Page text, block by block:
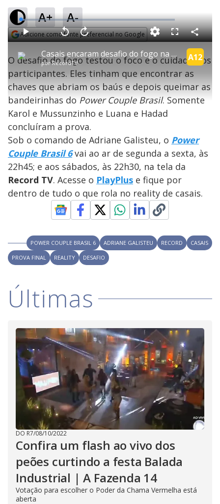
A+ A-
Adicione como fonte preferencial no Google
P
l
a
y
V
i
d
e
o
Casais encaram desafio do fogo na Prova Final do reality | Power Couple Brasil 6
porRecordTV
A12
P V
a
r
0
e
g
n
d
s
A
n
a
1
s
e
u
n
o
s
M
u
d
o
L
o
a
d
e
:
2
.
6
0
%
F
l
s
c
e
n
C
o
m
p
a
a
O desafio do fogo testou o foco e o cuidado dos
participantes. Eles tinham que encontrar as
chaves que abriam os baús e depois queimar as
bandeirinhas do Power Couple Brasil. Somente
Karol e Mussunzinho e Luana e Hadad
concluíram a prova.
Sob o comando de Adriane Galisteu, o Power
Couple Brasil 6vai ao ar de segunda a sexta, às
22h45; e aos sábados, às 22h30, na tela da
Record TV. Acesse o PlayPlus e fique por
dentro de tudo o que rola no reality de casais.
POWER COUPLE BRASIL 6 ADRIANE GALISTEU RECORD
CASAIS
PROVA FINAL
REALITY DESAFIO
Últimas
DO R7/08/10/2022
Confira um flash ao vivo dos
peões curtindo a festa Balada
Industrial | A Fazenda 14
Votação para escolher o Poder da Chama Vermelha está
aberta